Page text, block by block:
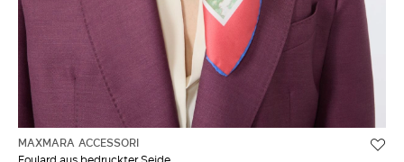
MAXMARA ACCESSORI